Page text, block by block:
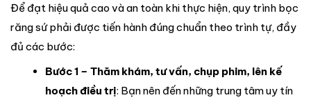
Để đạt hiệu quả cao và an toàn khi thực hiện, quy trình bọc
răng sứ phải được tiến hành đúng chuẩn theo trình tự, đầy
đủ các bước:
Bước 1 – Thăm khám, tư vấn, chụp phim, lên kế
hoạch điều trị: Bạn nên đến những trung tâm uy tín